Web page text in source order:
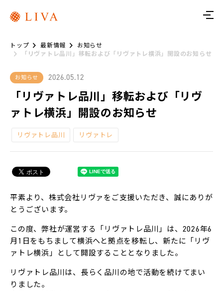
ト
ッ
リ
に
つ
い
て
ー
ス
リ
ヴ
ト
レ
LACICRA
リ
ァ
Biz
トップ 最新情報
お知らせ
「リヴァトレ品川」移転および「リヴァトレ横浜」開設のお知らせ
お知らせ 2026.05.12
「リヴァトレ品川」移転および「リヴ
ァトレ横浜」開設のお知らせ
リヴァトレ品川 リヴァトレ
平素より、株式会社リヴァをご支援いただき、誠にありが
とうございます。
この度、弊社が運営する「リヴァトレ品川」は、2026年6
月1日をもちまして横浜へと拠点を移転し、新たに「リヴ
ァトレ横浜」として開設することとなりました。
リヴァトレ品川は、長らく品川の地で活動を続けてまい
りました。